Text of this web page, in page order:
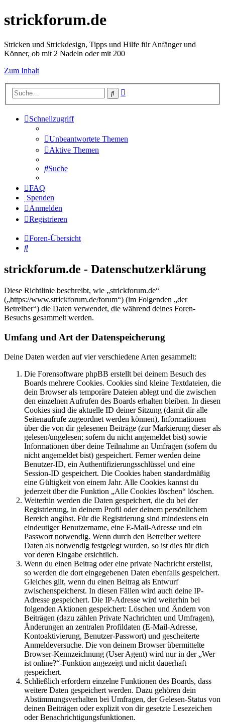
strickforum.de
Stricken und Strickdesign, Tipps und Hilfe für Anfänger und
Könner, ob mit 2 Nadeln oder mit 200
Zum Inhalt
Suche
Schnellzugriff
Unbeantwortete Themen
Aktive Themen
Suche
FAQ
Spenden
Anmelden
Registrieren
Foren-Übersicht
Suche
strickforum.de - Datenschutzerklärung
Diese Richtlinie beschreibt, wie „strickforum.de“
(„https://www.strickforum.de/forum“) (im Folgenden „der
Betreiber“) die Daten verwendet, die während deines Foren-
Besuchs gesammelt werden.
Umfang und Art der Datenspeicherung
Deine Daten werden auf vier verschiedene Arten gesammelt:
Die Forensoftware phpBB erstellt bei deinem Besuch des
Boards mehrere Cookies. Cookies sind kleine Textdateien, die
dein Browser als temporäre Dateien ablegt und die zwischen
den einzelnen Aufrufen des Boards erhalten bleiben. In diesen
Cookies sind die aktuelle ID deiner Sitzung (damit dir alle
Seitenaufrufe zugeordnet werden können), Informationen
über die von dir gelesenen Beiträge (zur Markierung dieser als
gelesen/ungelesen; sofern du nicht angemeldet bist) sowie
Informationen über deine Teilnahme an Umfragen (sofern du
nicht angemeldet bist) gespeichert. Ferner werden deine
Benutzer-ID, ein Authentifizierungsschlüssel und eine
Session-ID gespeichert. Die Cookies haben standardmäßig
eine Gültigkeit von einem Jahr. Alle Cookies kannst du
jederzeit über die Funktion „Alle Cookies löschen“ löschen.
Weiterhin werden die Daten gespeichert, die du bei der
Registrierung, in deinem Profil oder deinem persönlichem
Bereich angibst. Für die Registrierung sind mindestens ein
eindeutiger Benutzername, eine E-Mail-Adresse und ein
Passwort notwendig. Wenn durch den Betreiber weitere
Daten als notwendig festgelegt wurden, so ist dies für dich
vor deren Eingabe ersichtlich.
Wenn du einen Beitrag oder eine private Nachricht erstellst,
so werden die dort eingegebenen Daten ebenfalls gespeichert.
Gleiches gilt, wenn du einen Beitrag als Entwurf
zwischenspeicherst. In diesen Fällen wird auch deine IP-
Adresse gespeichert. Die IP-Adresse wird weiterhin bei
folgenden Aktionen gespeichert: Löschen und Ändern von
Beiträgen (dazu zählen Private Nachrichten und Umfragen),
Änderungen an zentralen Profildaten (E-Mail-Adresse,
Kontoaktivierung, Benutzer-Passwort) und gescheiterte
Anmeldeversuche. Die von deinem Browser übermittelte
Browser-Kennzeichnung (User Agent) wird nur in der „Wer
ist online?“-Funktion angezeigt und nicht dauerhaft
gespeichert.
Schließlich erfordern einzelne Funktionen des Boards, dass
weitere Daten gespeichert werden. Dazu gehören dein
Abstimmungsverhalten bei Umfragen, der Gelesen-Status von
deinen Beiträgen oder explizit von dir gesetzte Lesezeichen
oder Benachrichtigungsfunktionen.